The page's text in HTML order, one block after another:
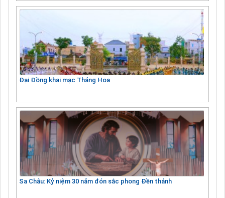
Đại Đồng khai mạc Tháng Hoa
Sa Châu: Kỷ niệm 30 năm đón sắc phong Đền thánh